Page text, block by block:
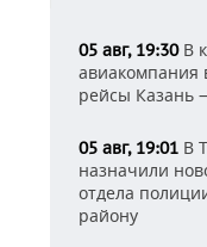
05 авг, 19:30В
авиакомпания
рейсы Казань
05 авг, 19:01 В
назначили
отдела
району